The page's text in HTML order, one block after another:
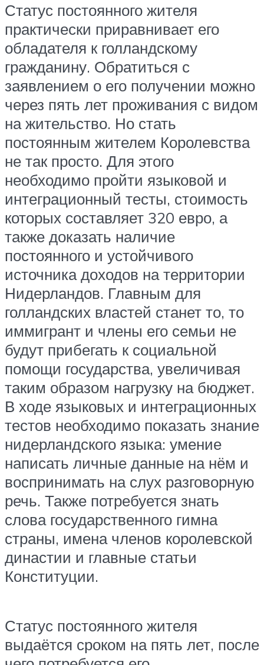
Статус постоянного жителя
практически приравнивает его
обладателя к голландскому
гражданину. Обратиться с
заявлением о его получении можно
через пять лет проживания с видом
на жительство. Но стать
постоянным жителем Королевства
не так просто. Для этого
необходимо пройти языковой и
интеграционный тесты, стоимость
которых составляет 320 евро, а
также доказать наличие
постоянного и устойчивого
источника доходов на территории
Нидерландов. Главным для
голландских властей станет то, то
иммигрант и члены его семьи не
будут прибегать к социальной
помощи государства, увеличивая
таким образом нагрузку на бюджет.
В ходе языковых и интеграционных
тестов необходимо показать знание
нидерландского языка: умение
написать личные данные на нём и
воспринимать на слух разговорную
речь. Также потребуется знать
слова государственного гимна
страны, имена членов королевской
династии и главные статьи
Конституции.
Статус постоянного жителя
выдаётся сроком на пять лет, после